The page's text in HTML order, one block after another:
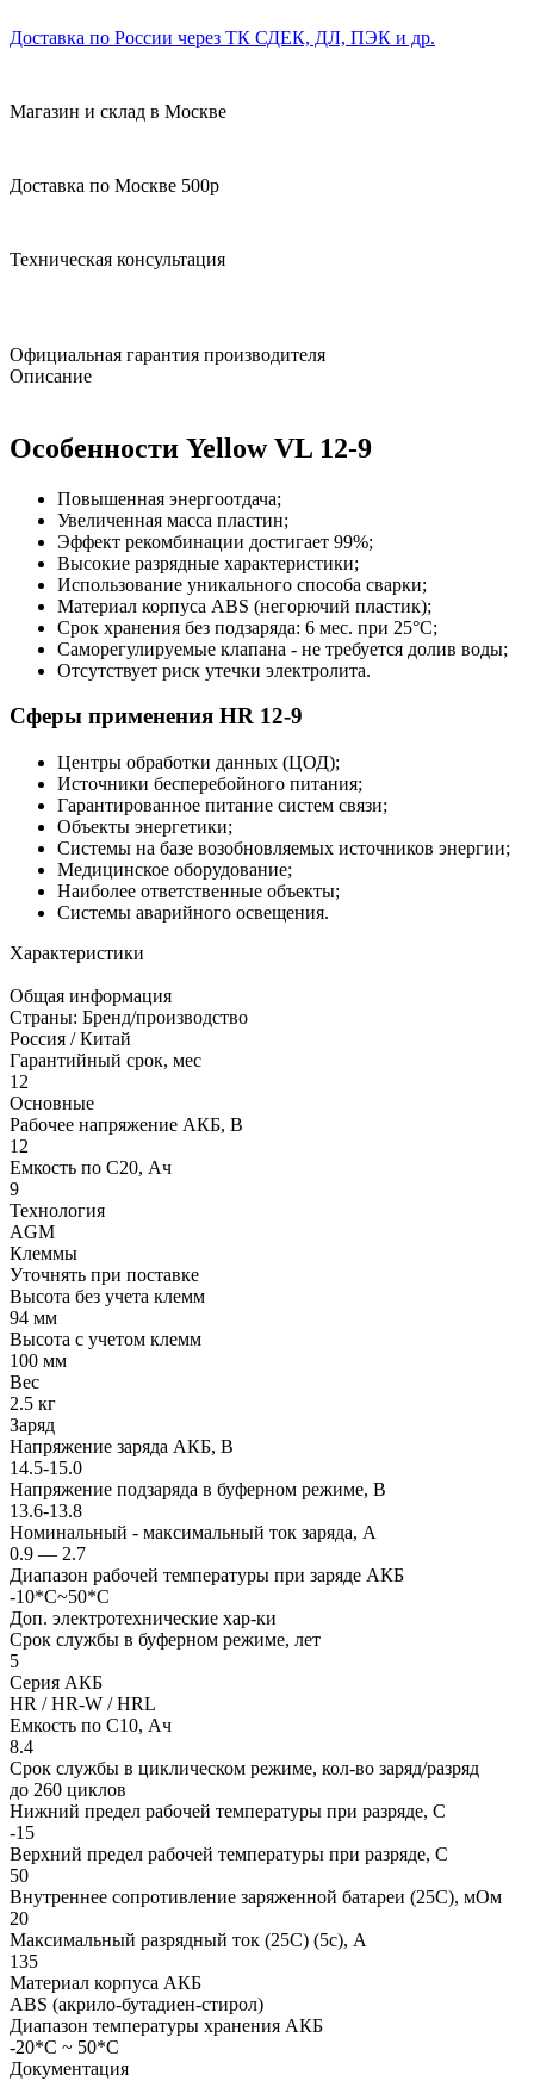
Доставка по России через ТК СДЕК, ДЛ, ПЭК и др.
Магазин и склад в Москве
Доставка по Москве 500р
Техническая консультация
Официальная гарантия производителя
Описание
Особенности Yellow VL 12-9
Повышенная энергоотдача;
Увеличенная масса пластин;
Эффект рекомбинации достигает 99%;
Высокие разрядные характеристики;
Использование уникального способа сварки;
Материал корпуса ABS (негорючий пластик);
Срок хранения без подзаряда: 6 мес. при 25°C;
Саморегулируемые клапана - не требуется долив воды;
Отсутствует риск утечки электролита.
Сферы применения HR 12-9
Центры обработки данных (ЦОД);
Источники бесперебойного питания;
Гарантированное питание систем связи;
Объекты энергетики;
Системы на базе возобновляемых источников энергии;
Медицинское оборудование;
Наиболее ответственные объекты;
Системы аварийного освещения.
Характеристики
Общая информация
Страны: Бренд/производство
Россия / Китай
Гарантийный срок, мес
12
Основные
Рабочее напряжение АКБ, B
12
Емкость по С20, Ач
9
Технология
AGM
Клеммы
Уточнять при поставке
Высота без учета клемм
94 мм
Высота с учетом клемм
100 мм
Вес
2.5 кг
Заряд
Напряжение заряда АКБ, В
14.5-15.0
Напряжение подзаряда в буферном режиме, В
13.6-13.8
Номинальный - максимальный ток заряда, А
0.9 — 2.7
Диапазон рабочей температуры при заряде АКБ
-10*C~50*C
Доп. электротехнические хар-ки
Срок службы в буферном режиме, лет
5
Серия АКБ
HR / HR-W / HRL
Емкость по С10, Ач
8.4
Срок службы в циклическом режиме, кол-во заряд/разряд
до 260 циклов
Нижний предел рабочей температуры при разряде, С
-15
Верхний предел рабочей температуры при разряде, С
50
Внутреннее сопротивление заряженной батареи (25С), мОм
20
Максимальный разрядный ток (25С) (5с), А
135
Материал корпуса АКБ
ABS (акрило-бутадиен-стирол)
Диапазон температуры хранения АКБ
-20*С ~ 50*С
Документация